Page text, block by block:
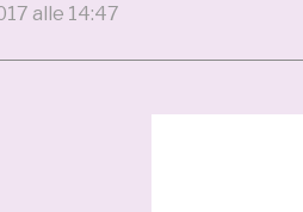
alle 14:47